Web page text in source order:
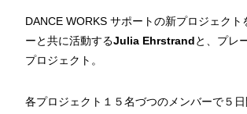
DANCE WORKS サポートの新プロジェク
ーと共に活動するJulia Ehrstrandと、プレ
プロジェクト。
各プロジェクト１５名づつのメンバーで５